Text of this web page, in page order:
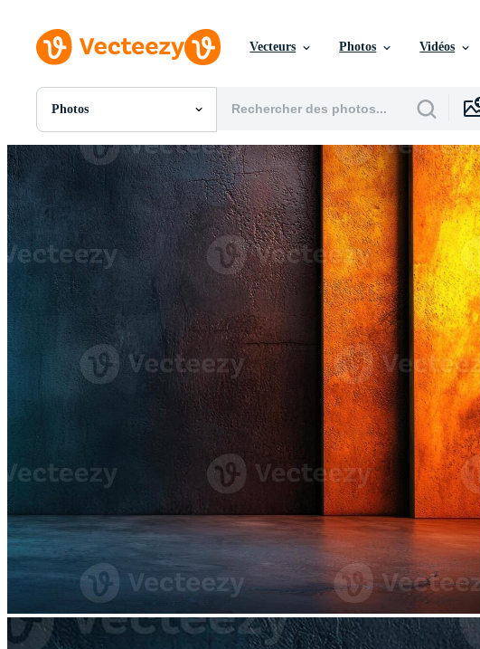
Vecteurs Photos Vidéos
Photos
Toutes Images
Photos
PNGs
SVGs
Modèles
Vecteurs
Vidéos
Motion graphics
Images Éditoriales
Événements Éditoriaux